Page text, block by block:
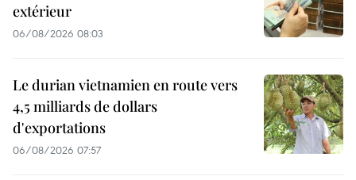
extérieur
06/08/2026 08:03
Le durian vietnamien en route vers
4,5 milliards de dollars
d'exportations
06/08/2026 07:57